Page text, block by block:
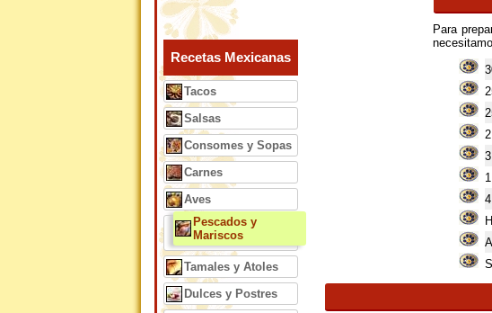
Para
2
3
1
4
Recetas Mexicanas
Tacos
Salsas
Consomes y Sopas
Carnes
Aves
Pescados y
Mariscos
Tamales y Atoles
Dulces y Postres